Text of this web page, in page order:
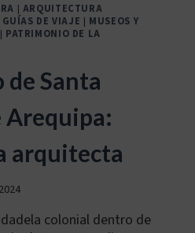
| ARQUITECTURA
GUÍAS DE VIAJE | MUSEOS Y
| PATRIMONIO DE LA
Santa
Arequipa:
arquitecta
colonial dentro de